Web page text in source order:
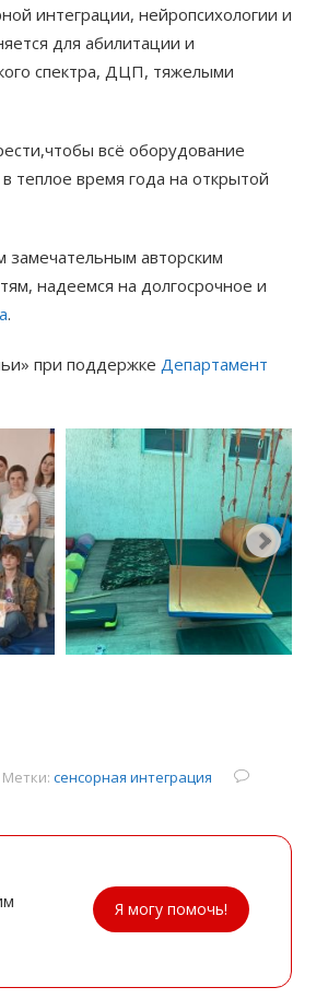
интеграции, нейропсихологии и
для абилитации и
спектра, ДЦП, тяжелыми
всё оборудование
теплое время года на открытой
замечательным авторским
надеемся на долгосрочное и
.
при поддержке Департамент
Метки: сенсорная интеграция
Я могу помочь!